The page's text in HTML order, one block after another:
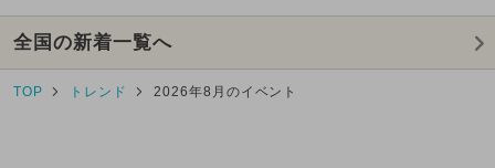
全国の新着一覧へ
TOP トレンド 2026年8月のイベント